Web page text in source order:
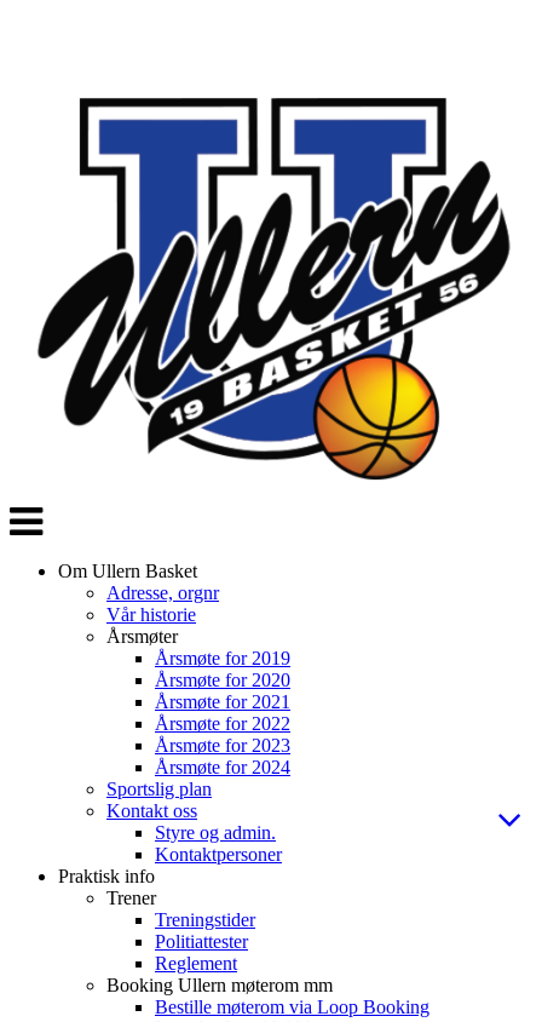
Veksle
navigasjon
Om Ullern Basket
Adresse, orgnr
Vår historie
Årsmøter
Årsmøte for 2019
Årsmøte for 2020
Årsmøte for 2021
Årsmøte for 2022
Årsmøte for 2023
Årsmøte for 2024
Sportslig plan
Kontakt oss
Styre og admin.
Kontaktpersoner
Praktisk info
Trener
Treningstider
Politiattester
Reglement
Booking Ullern møterom mm
Bestille møterom via Loop Booking